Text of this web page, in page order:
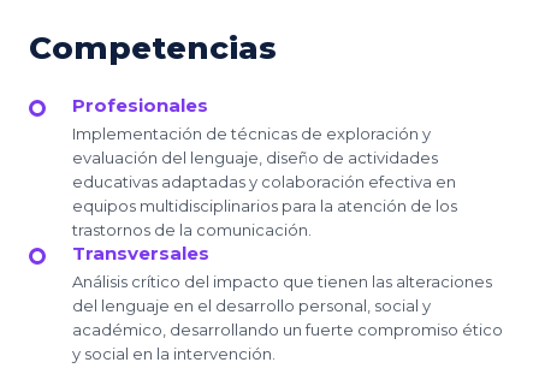
Competencias
Profesionales
Implementación de técnicas de exploración y
evaluación del lenguaje, diseño de actividades
educativas adaptadas y colaboración efectiva en
equipos multidisciplinarios para la atención de los
trastornos de la comunicación.
Transversales
Análisis crítico del impacto que tienen las alteraciones
del lenguaje en el desarrollo personal, social y
académico, desarrollando un fuerte compromiso ético
y social en la intervención.